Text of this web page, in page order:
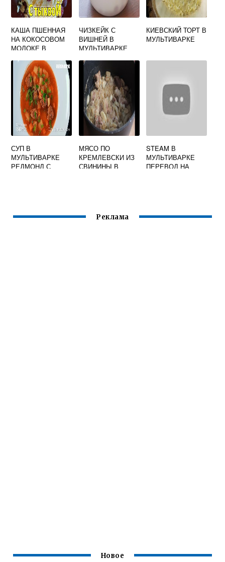
КАША ПШЕННАЯ
НА КОКОСОВОМ
МОЛОКЕ В
ЧИЗКЕЙК С
ВИШНЕЙ В
МУЛЬТИВАРКЕ
КИЕВСКИЙ ТОРТ В
МУЛЬТИВАРКЕ
СУП В
МУЛЬТИВАРКЕ
РЕДМОНД С
МЯСО ПО
КРЕМЛЕВСКИ ИЗ
СВИНИНЫ В
STEAM В
МУЛЬТИВАРКЕ
ПЕРЕВОД НА
Реклама
Новое